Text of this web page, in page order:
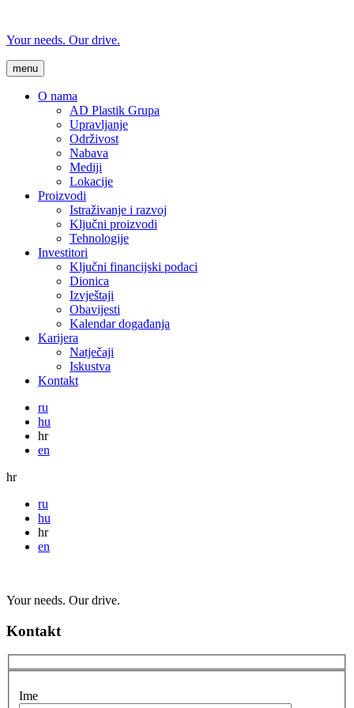
Your needs. Our drive.
menu
O nama
AD Plastik Grupa
Upravljanje
Održivost
Nabava
Mediji
Lokacije
Proizvodi
Istraživanje i razvoj
Ključni proizvodi
Tehnologije
Investitori
Ključni financijski podaci
Dionica
Izvještaji
Obavijesti
Kalendar događanja
Karijera
Natječaji
Iskustva
Kontakt
ru
hu
hr
en
hr
ru
hu
hr
en
Your needs. Our drive.
Kontakt
Ime